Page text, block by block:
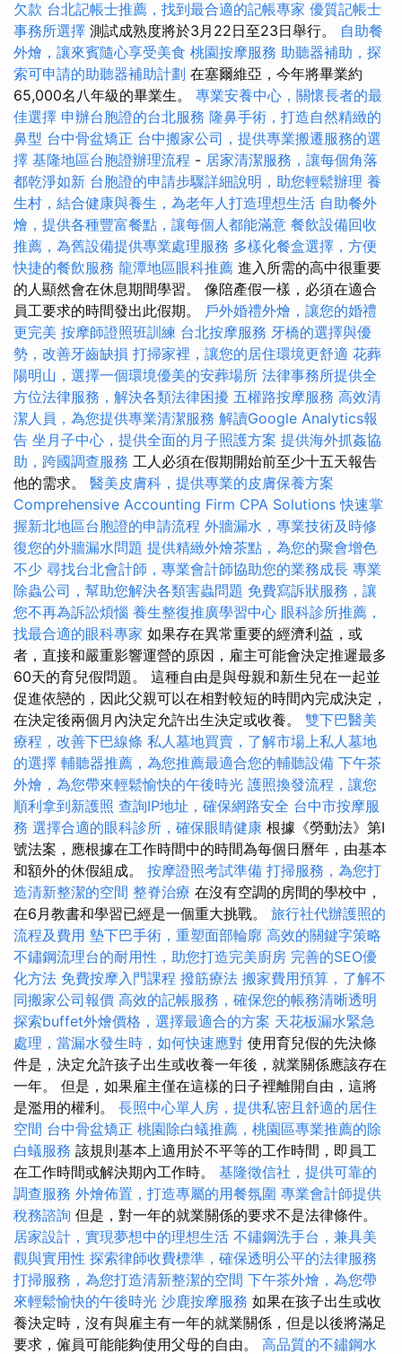
欠款 台北記帳士推薦，找到最合適的記帳專家 優質記帳士
事務所選擇 測試成熟度將於3月22日至23日舉行。 自助餐
外燴，讓來賓隨心享受美食 桃園按摩服務 助聽器補助，探
索可申請的助聽器補助計劃 在塞爾維亞，今年將畢業約
65,000名八年級的畢業生。 專業安養中心，關懷長者的最
佳選擇 申辦台胞證的台北服務 隆鼻手術，打造自然精緻的
鼻型 台中骨盆矯正 台中搬家公司，提供專業搬遷服務的選
擇 基隆地區台胞證辦理流程 - 居家清潔服務，讓每個角落
都乾淨如新 台胞證的申請步驟詳細說明，助您輕鬆辦理 養
生村，結合健康與養生，為老年人打造理想生活 自助餐外
燴，提供各種豐富餐點，讓每個人都能滿意 餐飲設備回收
推薦，為舊設備提供專業處理服務 多樣化餐盒選擇，方便
快捷的餐飲服務 龍潭地區眼科推薦 進入所需的高中很重要
的人顯然會在休息期間學習。 像陪產假一樣，必須在適合
員工要求的時間發出此假期。 戶外婚禮外燴，讓您的婚禮
更完美 按摩師證照班訓練 台北按摩服務 牙橋的選擇與優
勢，改善牙齒缺損 打掃家裡，讓您的居住環境更舒適 花葬
陽明山，選擇一個環境優美的安葬場所 法律事務所提供全
方位法律服務，解決各類法律困擾 五權路按摩服務 高效清
潔人員，為您提供專業清潔服務 解讀Google Analytics報
告 坐月子中心，提供全面的月子照護方案 提供海外抓姦協
助，跨國調查服務 工人必須在假期開始前至少十五天報告
他的需求。 醫美皮膚科，提供專業的皮膚保養方案
Comprehensive Accounting Firm CPA Solutions 快速掌
握新北地區台胞證的申請流程 外牆漏水，專業技術及時修
復您的外牆漏水問題 提供精緻外燴茶點，為您的聚會增色
不少 尋找台北會計師，專業會計師協助您的業務成長 專業
除蟲公司，幫助您解決各類害蟲問題 免費寫訴狀服務，讓
您不再為訴訟煩惱 養生整復推廣學習中心 眼科診所推薦，
找最合適的眼科專家 如果存在異常重要的經濟利益，或
者，直接和嚴重影響運營的原因，雇主可能會決定推遲最多
60天的育兒假問題。 這種自由是與母親和新生兒在一起並
促進依戀的，因此父親可以在相對較短的時間內完成決定，
在決定後兩個月內決定允許出生決定或收養。 雙下巴醫美
療程，改善下巴線條 私人墓地買賣，了解市場上私人墓地
的選擇 輔聽器推薦，為您推薦最適合您的輔聽設備 下午茶
外燴，為您帶來輕鬆愉快的午後時光 護照換發流程，讓您
順利拿到新護照 查詢IP地址，確保網路安全 台中市按摩服
務 選擇合適的眼科診所，確保眼睛健康 根據《勞動法》第I
號法案，應根據在工作時間中的時間為每個日曆年，由基本
和額外的休假組成。 按摩證照考試準備 打掃服務，為您打
造清新整潔的空間 整脊治療 在沒有空調的房間的學校中，
在6月教書和學習已經是一個重大挑戰。 旅行社代辦護照的
流程及費用 墊下巴手術，重塑面部輪廓 高效的關鍵字策略
不鏽鋼流理台的耐用性，助您打造完美廚房 完善的SEO優
化方法 免費按摩入門課程 撥筋療法 搬家費用預算，了解不
同搬家公司報價 高效的記帳服務，確保您的帳務清晰透明
探索buffet外燴價格，選擇最適合的方案 天花板漏水緊急
處理，當漏水發生時，如何快速應對 使用育兒假的先決條
件是，決定允許孩子出生或收養一年後，就業關係應該存在
一年。 但是，如果雇主僅在這樣的日子裡離開自由，這將
是濫用的權利。 長照中心單人房，提供私密且舒適的居住
空間 台中骨盆矯正 桃園除白蟻推薦，桃園區專業推薦的除
白蟻服務 該規則基本上適用於不平等的工作時間，即員工
在工作時間或解決期內工作時。 基隆徵信社，提供可靠的
調查服務 外燴佈置，打造專屬的用餐氛圍 專業會計師提供
稅務諮詢 但是，對一年的就業關係的要求不是法律條件。
居家設計，實現夢想中的理想生活 不鏽鋼洗手台，兼具美
觀與實用性 探索律師收費標準，確保透明公平的法律服務
打掃服務，為您打造清新整潔的空間 下午茶外燴，為您帶
來輕鬆愉快的午後時光 沙鹿按摩服務 如果在孩子出生或收
養決定時，沒有與雇主有一年的就業關係，但是以後將滿足
要求，僱員可能能夠使用父母的自由。 高品質的不鏽鋼水